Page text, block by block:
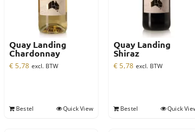
Quay Landing
Chardonnay
€ 5,78 excl. BTW
Bestel Quick View
Quay Landing
Shiraz
€ 5,78 excl. BTW
Bestel Quick